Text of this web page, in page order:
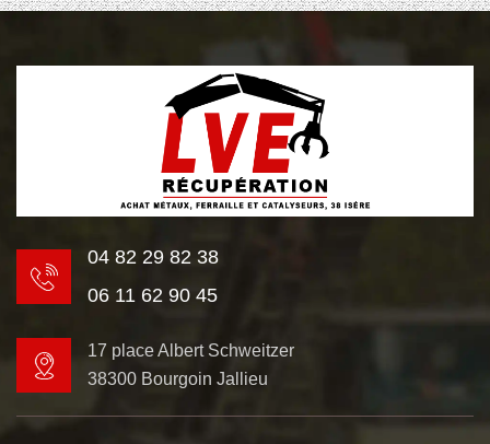
04 82 29 82 38
06 11 62 90 45
17 place Albert Schweitzer
38300 Bourgoin Jallieu